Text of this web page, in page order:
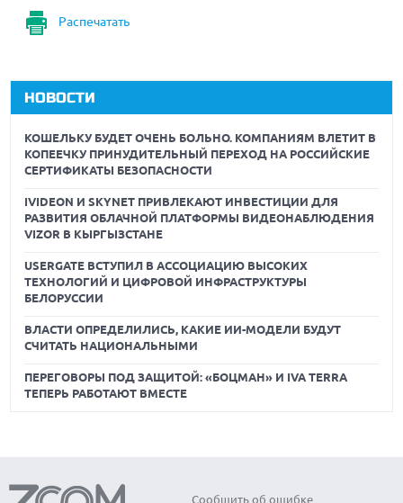
Распечатать
НОВОСТИ
КОШЕЛЬКУ БУДЕТ ОЧЕНЬ БОЛЬНО. КОМПАНИЯМ ВЛЕТИТ В
КОПЕЕЧКУ ПРИНУДИТЕЛЬНЫЙ ПЕРЕХОД НА РОССИЙСКИЕ
СЕРТИФИКАТЫ БЕЗОПАСНОСТИ
IVIDEON И SKYNET ПРИВЛЕКАЮТ ИНВЕСТИЦИИ ДЛЯ
РАЗВИТИЯ ОБЛАЧНОЙ ПЛАТФОРМЫ ВИДЕОНАБЛЮДЕНИЯ
VIZOR В КЫРГЫЗСТАНЕ
USERGATE ВСТУПИЛ В АССОЦИАЦИЮ ВЫСОКИХ
ТЕХНОЛОГИЙ И ЦИФРОВОЙ ИНФРАСТРУКТУРЫ
БЕЛОРУССИИ
ВЛАСТИ ОПРЕДЕЛИЛИСЬ, КАКИЕ ИИ-МОДЕЛИ БУДУТ
СЧИТАТЬ НАЦИОНАЛЬНЫМИ
ПЕРЕГОВОРЫ ПОД ЗАЩИТОЙ: «БОЦМАН» И IVA TERRA
ТЕПЕРЬ РАБОТАЮТ ВМЕСТЕ
Сообщить об ошибке